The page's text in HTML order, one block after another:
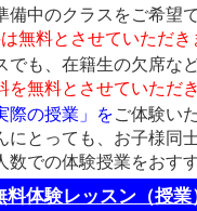
備中のクラスをご希望
無料とさせていただき
でも、在籍生の欠席な
を無料とさせていただき
際の授業」をご体験い
にとっても、お子様同
数での体験授業をおす
料体験レッスン（授